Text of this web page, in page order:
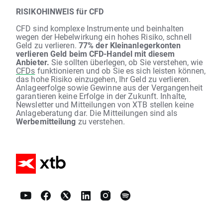
RISIKOHINWEIS für CFD
CFD sind komplexe Instrumente und beinhalten
wegen der Hebelwirkung ein hohes Risiko, schnell
Geld zu verlieren. 77% der Kleinanlegerkonten
verlieren Geld beim CFD-Handel mit diesem
Anbieter. Sie sollten überlegen, ob Sie verstehen, wie
CFDs funktionieren und ob Sie es sich leisten können,
das hohe Risiko einzugehen, Ihr Geld zu verlieren.
Anlageerfolge sowie Gewinne aus der Vergangenheit
garantieren keine Erfolge in der Zukunft. Inhalte,
Newsletter und Mitteilungen von XTB stellen keine
Anlageberatung dar. Die Mitteilungen sind als
Werbemitteilung zu verstehen.